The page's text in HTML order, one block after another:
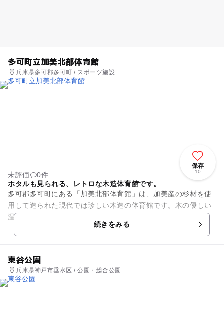
多可町立加美北部体育館
兵庫県多可郡多可町 / スポーツ施設
保存
10
未評価
0件
ホタルも見られる、レトロな木造体育館です。
多可郡多可町にある「加美北部体育館」は、加美産の杉材を使
用して造られた現代では珍しい木造の体育館です。木の優しい
温もりを感じながら、スポーツが楽しめる貴重な場所とあっ
て、人気のスポットです。 ...続きをみる
東谷公園
兵庫県神戸市垂水区 / 公園・総合公園